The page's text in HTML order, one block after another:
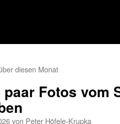
diesen Monat
Fotos vom
von Peter Höfele-Krupka